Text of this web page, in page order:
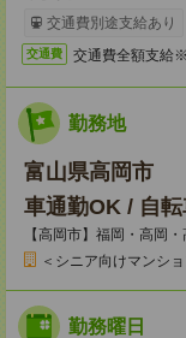
交通費別途支給あり
交通費 交通費全額支給
勤務地
富山県高岡市
車通勤OK / 自
【高岡市】福岡・高岡
＜シニア向けマンショ
勤務曜日